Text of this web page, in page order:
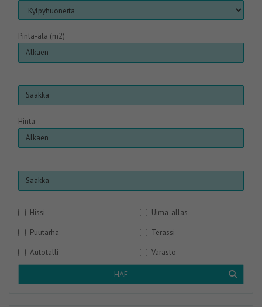
Pinta-ala (m2)
Hinta
Hissi
Uima-allas
Puutarha
Terassi
Autotalli
Varasto
HAE